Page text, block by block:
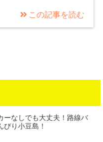
この記事を読む
ーなしでも大丈夫！路線バ
びり小豆島！